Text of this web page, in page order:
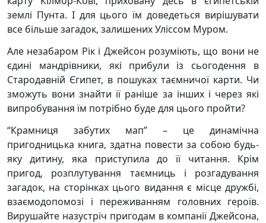
землі Пунта. І для цього їм доведеться вирішувати
все більше загадок, залишених Уліссом Муром.
Але незабаром Рік і Джейсон розуміють, що вони не
єдині мандрівники, які прибули із сьогодення в
Стародавній Єгипет, в пошуках таємничої карти. Чи
зможуть вони знайти її раніше за інших і через які
випробування їм потрібно буде для цього пройти?
“Крамниця забутих мап” – це динамічна
пригодницька книга, здатна повести за собою будь-
яку дитину, яка приступила до її читання. Крім
пригод, розплутування таємниць і розгадування
загадок, на сторінках цього видання є місце дружбі,
взаємодопомозі і переживанням головних героїв.
Вирушайте назустріч пригодам в компанії Джейсона,